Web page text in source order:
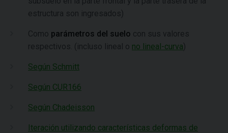
estructura son ingresados)
Como parámetros del suelo con sus valores
respectivos. (incluso lineal o no lineal-curva)
Según Schmitt
Según CUR166
Según Chadeisson
Iteración utilizando características deformas de